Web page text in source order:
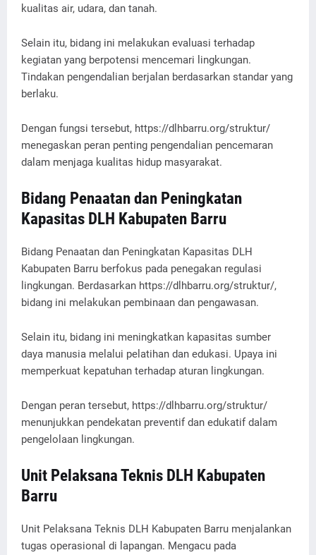
kualitas air, udara, dan tanah.
Selain itu, bidang ini melakukan evaluasi terhadap
kegiatan yang berpotensi mencemari lingkungan.
Tindakan pengendalian berjalan berdasarkan standar yang
berlaku.
Dengan fungsi tersebut, https://dlhbarru.org/struktur/
menegaskan peran penting pengendalian pencemaran
dalam menjaga kualitas hidup masyarakat.
Bidang Penaatan dan Peningkatan
Kapasitas DLH Kabupaten Barru
Bidang Penaatan dan Peningkatan Kapasitas DLH
Kabupaten Barru berfokus pada penegakan regulasi
lingkungan. Berdasarkan https://dlhbarru.org/struktur/,
bidang ini melakukan pembinaan dan pengawasan.
Selain itu, bidang ini meningkatkan kapasitas sumber
daya manusia melalui pelatihan dan edukasi. Upaya ini
memperkuat kepatuhan terhadap aturan lingkungan.
Dengan peran tersebut, https://dlhbarru.org/struktur/
menunjukkan pendekatan preventif dan edukatif dalam
pengelolaan lingkungan.
Unit Pelaksana Teknis DLH Kabupaten
Barru
Unit Pelaksana Teknis DLH Kabupaten Barru menjalankan
tugas operasional di lapangan. Mengacu pada